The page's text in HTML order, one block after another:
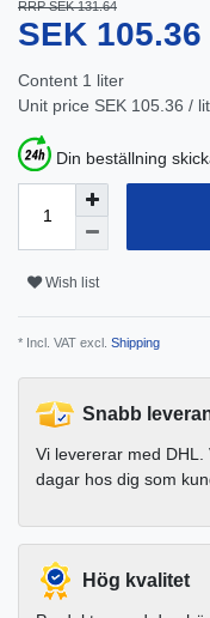
RRP SEK 131.64
SEK 105.36
Content 1 liter
Unit price SEK 105.36 /
Din beställning
Wish list
* Incl. VAT excl. Shipping
Snabb
Vi levererar med
dagar hos dig som
Hög kvalitet